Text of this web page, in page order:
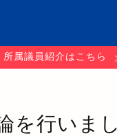
所属議員紹介はこちら
を行いま